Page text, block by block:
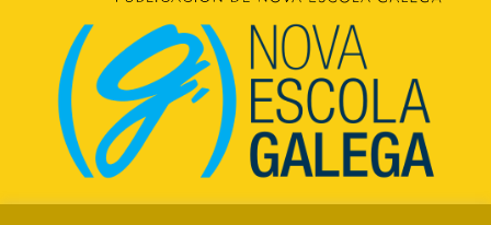
Rúa Luís Freire, 5 Baixo